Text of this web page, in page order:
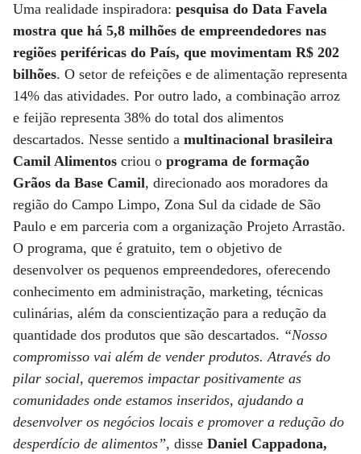
Uma realidade inspiradora: pesquisa do Data Favela
mostra que há 5,8 milhões de empreendedores nas
regiões periféricas do País, que movimentam R$ 202
bilhões. O setor de refeições e de alimentação representa
14% das atividades. Por outro lado, a combinação arroz
e feijão representa 38% do total dos alimentos
descartados. Nesse sentido a multinacional brasileira
Camil Alimentos criou o programa de formação
Grãos da Base Camil, direcionado aos moradores da
região do Campo Limpo, Zona Sul da cidade de São
Paulo e em parceria com a organização Projeto Arrastão.
O programa, que é gratuito, tem o objetivo de
desenvolver os pequenos empreendedores, oferecendo
conhecimento em administração, marketing, técnicas
culinárias, além da conscientização para a redução da
quantidade dos produtos que são descartados. “Nosso
compromisso vai além de vender produtos. Através do
pilar social, queremos impactar positivamente as
comunidades onde estamos inseridos, ajudando a
desenvolver os negócios locais e promover a redução do
desperdício de alimentos”, disse Daniel Cappadona,